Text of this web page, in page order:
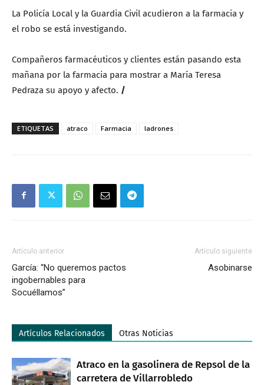
La Policía Local y la Guardia Civil acudieron a la farmacia y
el robo se está investigando.
Compañeros farmacéuticos y clientes están pasando esta
mañana por la farmacia para mostrar a María Teresa
Pedraza su apoyo y afecto. /
ETIQUETAS atraco Farmacia ladrones
Artículo anterior
García: “No queremos pactos
ingobernables para
Socuéllamos”
Artículo siguiente
Asobinarse
Artículos Relacionados Otras Noticias
Atraco en la gasolinera de Repsol de la
carretera de Villarrobledo